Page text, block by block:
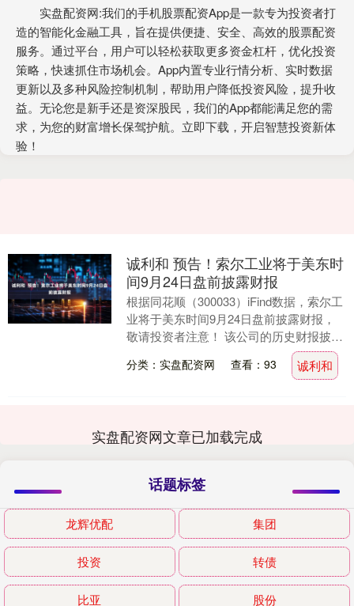
实盘配资网:我们的手机股票配资App是一款专为投资者打
造的智能化金融工具，旨在提供便捷、安全、高效的股票配资
服务。通过平台，用户可以轻松获取更多资金杠杆，优化投资
策略，快速抓住市场机会。App内置专业行情分析、实时数据
更新以及多种风险控制机制，帮助用户降低投资风险，提升收
益。无论您是新手还是资深股民，我们的App都能满足您的需
求，为您的财富增长保驾护航。立即下载，开启智慧投资新体
验！
诚利和 预告！索尔工业将于美东时
间9月24日盘前披露财报
根据同花顺（300033）iFind数据，索尔工
业将于美东时间9月24日盘前披露财报，
敬请投资者注意！ 该公司的历史财报披露
情况： 日期（美东时间）发布时间段2....
分类：实盘配资网 查看：93 诚利和
实盘配资网文章已加载完成
话题标签
龙辉优配 集团
投资 转债
比亚 股份